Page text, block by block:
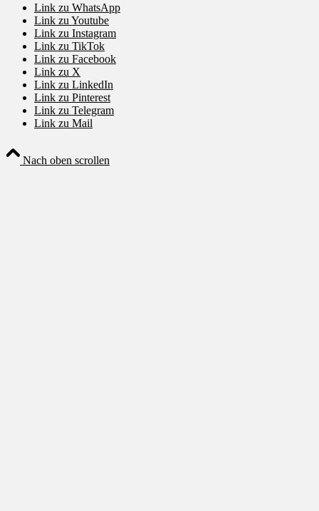
Link zu WhatsApp
Link zu Youtube
Link zu Instagram
Link zu TikTok
Link zu Facebook
Link zu X
Link zu LinkedIn
Link zu Pinterest
Link zu Telegram
Link zu Mail
Nach oben scrollen